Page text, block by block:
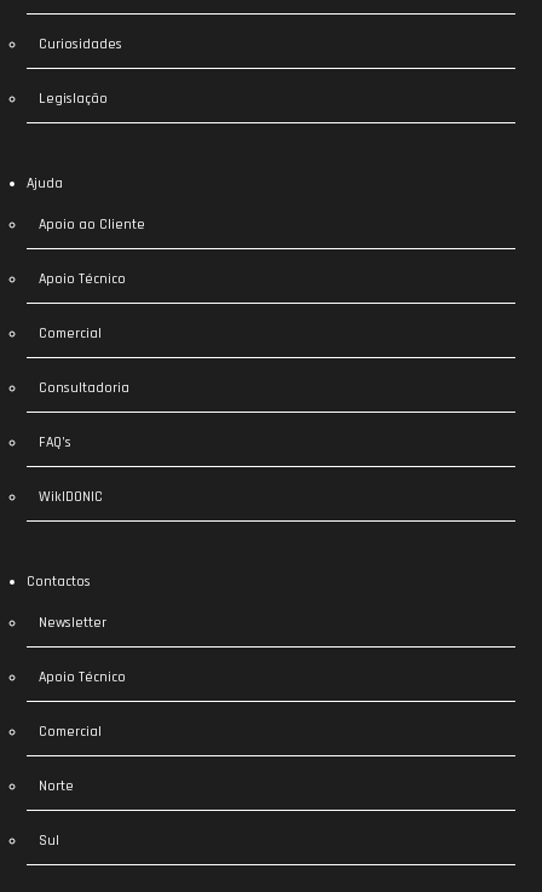
Curiosidades
Legislação
Ajuda
Apoio ao Cliente
Apoio Técnico
Comercial
Consultadoria
FAQ’s
WikIDONIC
Contactos
Newsletter
Apoio Técnico
Comercial
Norte
Sul